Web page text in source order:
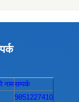
नामसम्पर्क
9851227410